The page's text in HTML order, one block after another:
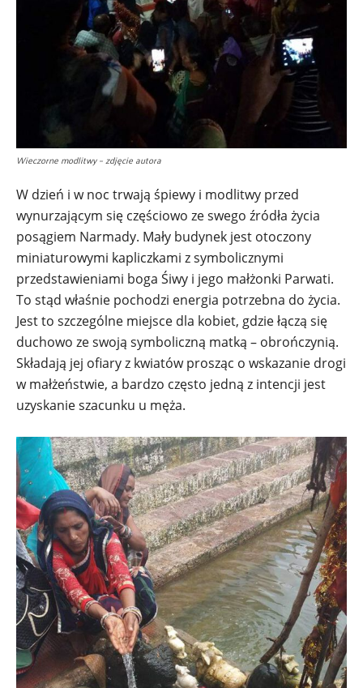
Wieczorne modlitwy – zdjęcie autora
W dzień i w noc trwają śpiewy i modlitwy przed
wynurzającym się częściowo ze swego źródła życia
posągiem Narmady. Mały budynek jest otoczony
miniaturowymi kapliczkami z symbolicznymi
przedstawieniami boga Śiwy i jego małżonki Parwati.
To stąd właśnie pochodzi energia potrzebna do życia.
Jest to szczególne miejsce dla kobiet, gdzie łączą się
duchowo ze swoją symboliczną matką – obrończynią.
Składają jej ofiary z kwiatów prosząc o wskazanie drogi
w małżeństwie, a bardzo często jedną z intencji jest
uzyskanie szacunku u męża.